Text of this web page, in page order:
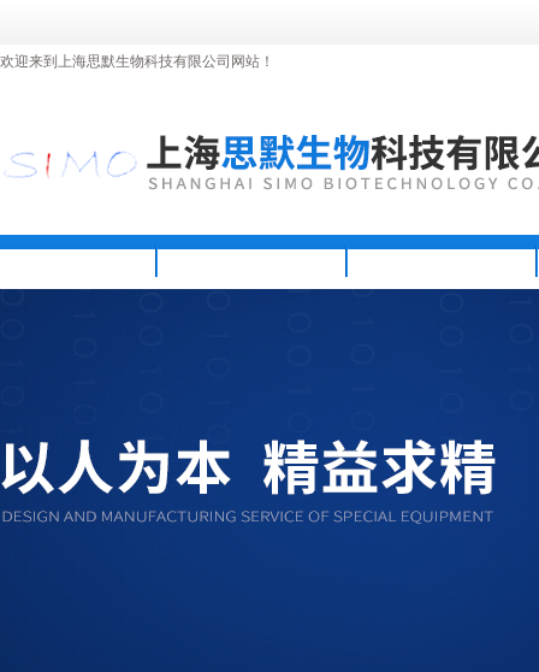
欢迎来到上海思默生物科技有限公司网站！